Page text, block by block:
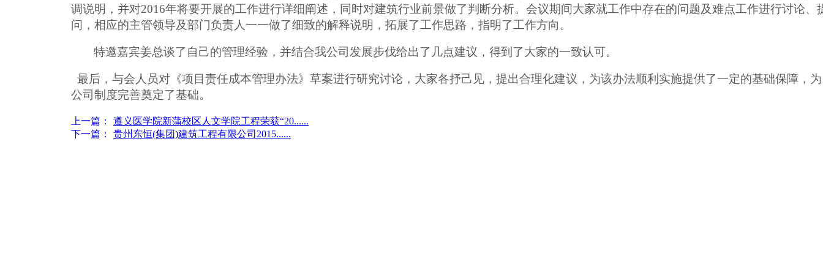
调说明，并对2016年将要开展的工作进行详细阐述，同时对建筑行业前景做了判断分析。会议期间大家就工作中存在的问题及难点工作进行讨论、
问，相应的主管领导及部门负责人一一做了细致的解释说明，拓展了工作思路，指明了工作方向。
特邀嘉宾姜总谈了自己的管理经验，并结合我公司发展步伐给出了几点建议，得到了大家的一致认可。
最后，与会人员对《项目责任成本管理办法》草案进行研究讨论，大家各抒己见，提出合理化建议，为该办法顺利实施提供了一定的基础保障，为
公司制度完善奠定了基础。
上一篇：
遵义医学院新蒲校区人文学院工程荣获“20......
下一篇：
贵州东恒(集团)建筑工程有限公司2015......